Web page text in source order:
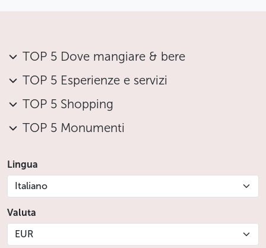
TOP 5 Dove mangiare & bere
TOP 5 Esperienze e servizi
TOP 5 Shopping
TOP 5 Monumenti
Lingua
Italiano
Valuta
EUR